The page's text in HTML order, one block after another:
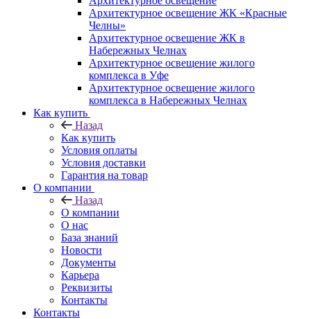
Архитектурное освещение ЖК «Красные
Челны»
Архитектурное освещение ЖК в
Набережных Челнах
Архитектурное освещение жилого
комплекса в Уфе
Архитектурное освещение жилого
комплекса в Набережных Челнах
Как купить
Назад
Как купить
Условия оплаты
Условия доставки
Гарантия на товар
О компании
Назад
О компании
О нас
База знаний
Новости
Документы
Карьера
Реквизиты
Контакты
Контакты